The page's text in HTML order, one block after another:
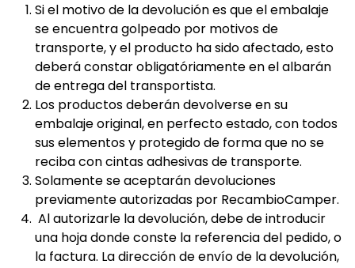
Si el motivo de la devolución es que el embalaje
se encuentra golpeado por motivos de
transporte, y el producto ha sido afectado, esto
deberá constar obligatóriamente en el albarán
de entrega del transportista.
Los productos deberán devolverse en su
embalaje original, en perfecto estado, con todos
sus elementos y protegido de forma que no se
reciba con cintas adhesivas de transporte.
Solamente se aceptarán devoluciones
previamente autorizadas por RecambioCamper.
Al autorizarle la devolución, debe de introducir
una hoja donde conste la referencia del pedido, o
la factura. La dirección de envío de la devolución,